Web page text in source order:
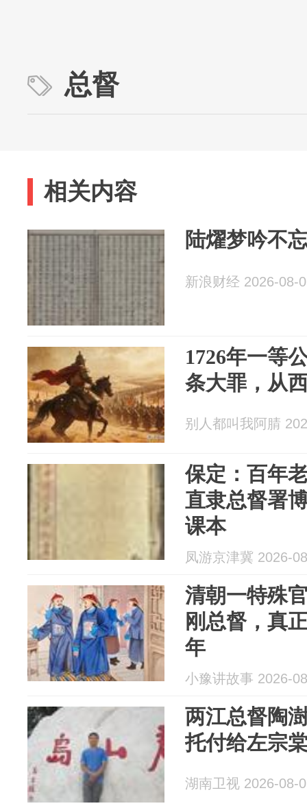
总督
相关内容
陆燿梦吟不
新浪财经 2026-08-
1726年一等
条大罪，从
别人都叫我阿腈
保定：百年
直隶总督署
课本
凤游京津冀 2026-
清朝一特殊
刚总督，真
年
小豫讲故事 2026-
两江总督陶
托付给左宗
湖南卫视 2026-08-